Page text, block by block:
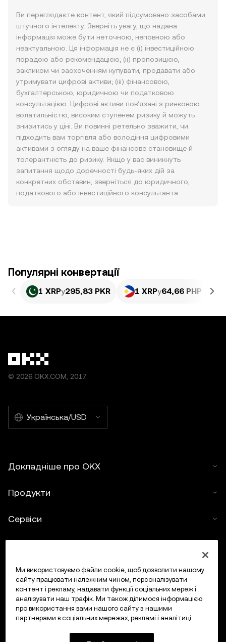
Ви переглядаєте контент, який підсумовано засобами
штучного інтелекту. Зверніть увагу, що надана
інформація може бути неточною, неповною або
неактуальною. Ця інформація не є (i) інвестиційною
порадою або рекомендацією; (ii) пропозицією,
закликом чи заохоченням купувати, продавати або
утримувати цифрові активи; (iii) фінансовою,
бухгалтерською, юридичною чи податковою
консультацією. Цифрові активи пов’язані з ринковою
волатильністю, високим ступенем ризику й можуть
знизитись у ціні. Ви повинні ретельно зважити, чи
підходить вам торгівля або володіння цифровими
активами з огляду на ваше фінансове становище й
толерантність до ризику. Якщо у вас виникнуть
запитання щодо доречності будь-яких дій за
конкретних обставин, зверніться до юридичного,
податкового або інвестиційного консультанта.
Популярні конвертації
1 XRPу295,83 PKR 1 XRPу64,66 PHP
© 2026 OKX.COM, 2017
Українська/USD
Докладніше про OKX
Продукти
Сервіси
Купити криптовалюту
Калькулятор криптовалюти
Торгувати
Ми використовуємо файли cookie, щоб дозволити нашому
сайту працювати належним чином, персоналізувати
контент і рекламу, надавати функції соціальних мереж і
аналізувати наш трафік. Ми також ділимося інформацією
про використання вами нашого сайту з нашими
партнерами в соціальних мережах, рекламі і аналітиці.